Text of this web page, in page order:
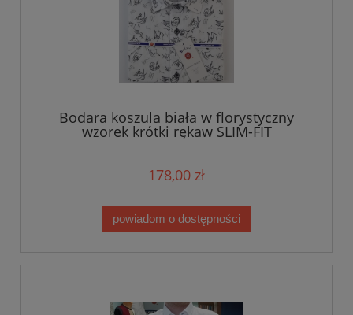
Bodara koszula biała w florystyczny
wzorek krótki rękaw SLIM-FIT
178,00 zł
powiadom o dostępności